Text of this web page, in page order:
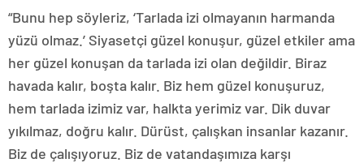
“Bunu hep söyleriz, ‘Tarlada izi olmayanın harmanda
yüzü olmaz.’ Siyasetçi güzel konuşur, güzel etkiler ama
her güzel konuşan da tarlada izi olan değildir. Biraz
havada kalır, boşta kalır. Biz hem güzel konuşuruz,
hem tarlada izimiz var, halkta yerimiz var. Dik duvar
yıkılmaz, doğru kalır. Dürüst, çalışkan insanlar kazanır.
Biz de çalışıyoruz. Biz de vatandaşımıza karşı